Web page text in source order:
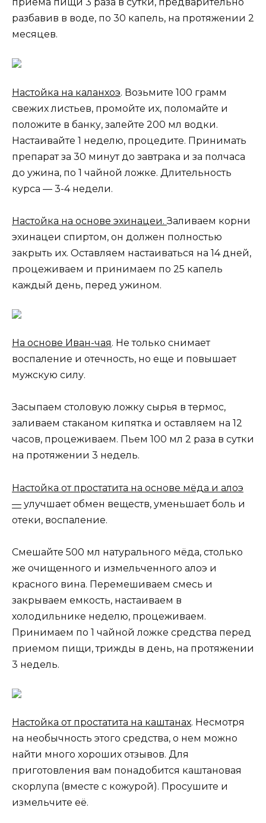
разбавив в воде, по 30 капель, на протяжении 2
месяцев.
Настойка на каланхоэ. Возьмите 100 грамм
свежих листьев, промойте их, поломайте и
положите в банку, залейте 200 мл водки.
Настаивайте 1 неделю, процедите. Принимать
препарат за 30 минут до завтрака и за полчаса
до ужина, по 1 чайной ложке. Длительность
курса — 3-4 недели.
Настойка на основе эхинацеи.Заливаем корни
эхинацеи спиртом, он должен полностью
закрыть их. Оставляем настаиваться на 14 дней,
процеживаем и принимаем по 25 капель
каждый день, перед ужином.
На основе Иван-чая. Не только снимает
воспаление и отечность, но еще и повышает
мужскую силу.
Засыпаем столовую ложку сырья в термос,
заливаем стаканом кипятка и оставляем на 12
часов, процеживаем. Пьем 100 мл 2 раза в сутки
на протяжении 3 недель.
Настойка от простатита на основе мёда и алоэ
— улучшает обмен веществ, уменьшает боль и
отеки, воспаление.
Смешайте 500 мл натурального мёда, столько
же очищенного и измельченного алоэ и
красного вина. Перемешиваем смесь и
закрываем емкость, настаиваем в
холодильнике неделю, процеживаем.
Принимаем по 1 чайной ложке средства перед
приемом пищи, трижды в день, на протяжении
3 недель.
Настойка от простатита на каштанах. Несмотря
на необычность этого средства, о нем можно
найти много хороших отзывов. Для
приготовления вам понадобится каштановая
скорлупа (вместе с кожурой). Просушите и
измельчите её.